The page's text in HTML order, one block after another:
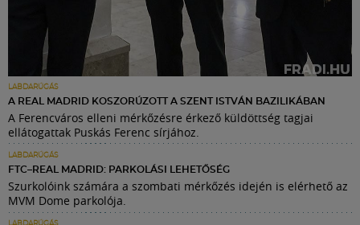
LABDARÚGÁS
A REAL MADRID KOSZORÚZOTT A SZENT ISTVÁN BAZILIKÁBAN
A Ferencváros elleni mérkőzésre érkező küldöttség tagjai
ellátogattak Puskás Ferenc sírjához.
LABDARÚGÁS
FTC–REAL MADRID: PARKOLÁSI LEHETŐSÉG
Szurkolóink számára a szombati mérkőzés idején is elérhető az
MVM Dome parkolója.